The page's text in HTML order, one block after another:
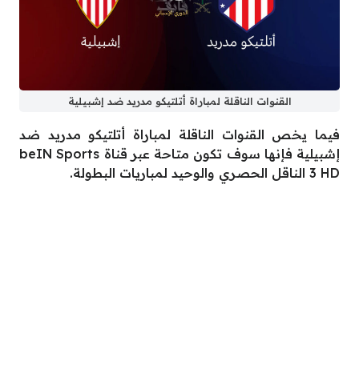
القنوات الناقلة لمباراة أتلتيكو مدريد ضد إشبيلية
فيما يخص القنوات الناقلة لمباراة أتلتيكو مدريد ضد
إشبيلية فإنها سوف تكون متاحة عبر قناة beIN Sports
3 HD الناقل الحصري والوحيد لمباريات البطولة.